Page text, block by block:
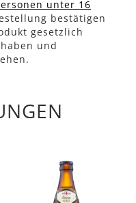
unter 16
bestätigen
gesetzlich
und